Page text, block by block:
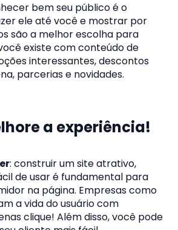
bem seu público é o
ele até você e mostrar por
são a melhor escolha para
existe com conteúdo de
interessantes, descontos
parcerias e novidades.
a experiência!
: construir um site atrativo,
de usar é fundamental para
na página. Empresas como
a vida do usuário com
clique! Além disso, você pode